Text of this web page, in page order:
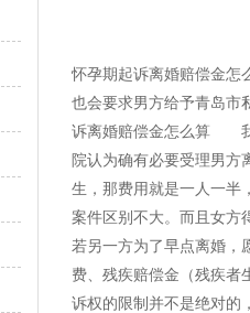
怀孕期起诉离婚赔偿金怎
也会要求男方给予青岛
诉离婚赔偿金怎么算 我
院认为确有必要受理男方
生，那费用就是一人一
案件区别不大。而且女方
若另一方为了早点离婚，
费、残疾赔偿金（残疾
诉权的限制并不是绝对